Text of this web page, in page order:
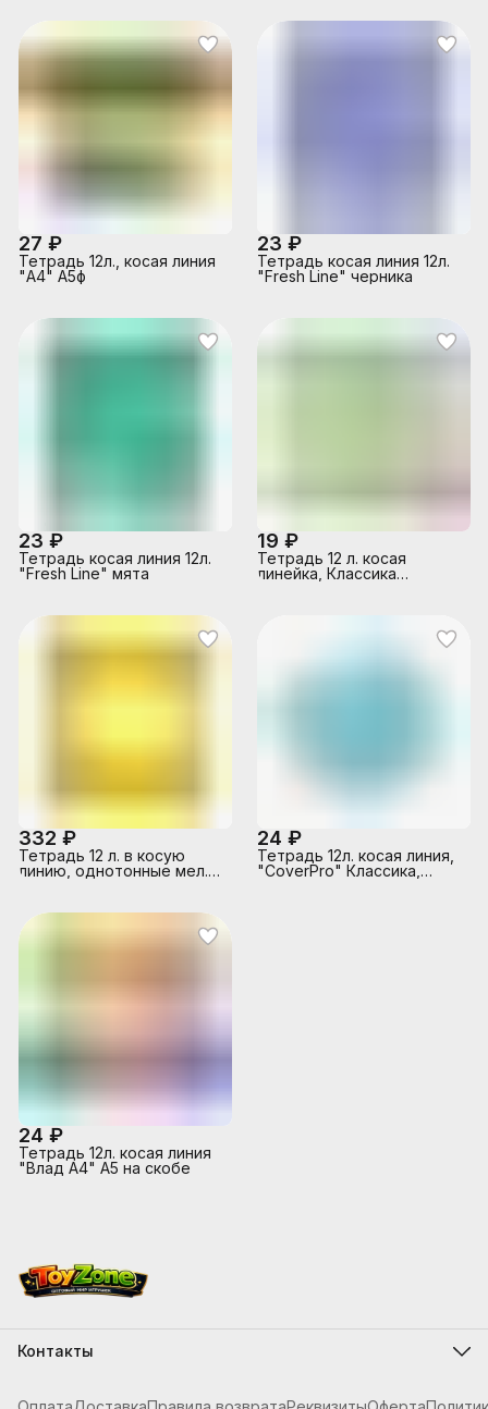
27 ₽
Тетрадь 12л., косая линия
"А4" А5ф
23 ₽
Тетрадь косая линия 12л.
"Fresh Line" черника
23 ₽
Тетрадь косая линия 12л.
"Fresh Line" мята
19 ₽
Тетрадь 12 л. косая
линейка, Классика
332 ₽
Тетрадь 12 л. в косую
линию, однотонные мел.
24 ₽
Тетрадь 12л. косая линия,
"CoverPrо" Классика,
24 ₽
Тетрадь 12л. косая линия
"Влад А4" А5 на скобе
Контакты